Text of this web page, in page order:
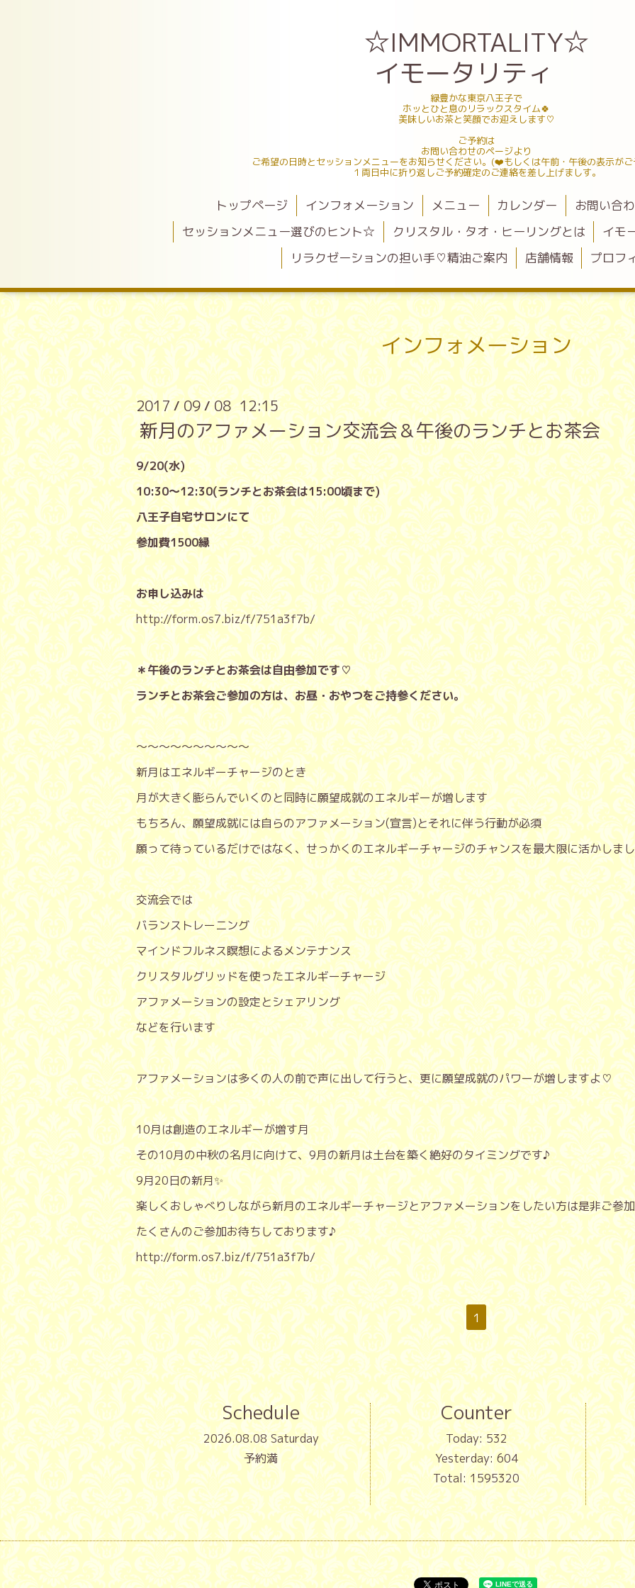
☆IMMORTALITY☆
イモータリティ
緑豊かな東京八王子で
ホッとひと息のリラックスタイム🍀
美味しいお茶と笑顔でお迎えします♡
ご予約は
お問い合わせのページより
ご希望の日時とセッションメニューをお知らせください。(❤️もしくは午前・午後の表示が
１両日中に折り返しご予約確定のご連絡を差し上げましす。
トップページ インフォメーション メニュー カレンダー
お問い合
セッションメニュー選びのヒント☆
クリスタル・タオ・ヒーリングとは
イモ
リラクゼーションの担い手♡精油ご案内
店舗情報 プロフ
インフォメーション
2017/09/08 12:15
新月のアファメーション交流会＆午後のランチとお茶会
9/20(水)
10:30〜12:30(ランチとお茶会は15:00頃まで)
八王子自宅サロンにて
参加費1500縁
お申し込みは
http://form.os7.biz/f/751a3f7b/
＊午後のランチとお茶会は自由参加です♡
ランチとお茶会ご参加の方は、お昼・おやつをご持参ください。
〜〜〜〜〜〜〜〜〜〜
新月はエネルギーチャージのとき
月が大きく膨らんでいくのと同時に願望成就のエネルギーが増します
もちろん、願望成就には自らのアファメーション(宣言)とそれに伴う行動が必須
願って待っているだけではなく、せっかくのエネルギーチャージのチャンスを最大限に活かしま
交流会では
バランストレーニング
マインドフルネス瞑想によるメンテナンス
クリスタルグリッドを使ったエネルギーチャージ
アファメーションの設定とシェアリング
などを行います
アファメーションは多くの人の前で声に出して行うと、更に願望成就のパワーが増しますよ♡
10月は創造のエネルギーが増す月
その10月の中秋の名月に向けて、9月の新月は土台を築く絶好のタイミングです♪
9月20日の新月✨
楽しくおしゃべりしながら新月のエネルギーチャージとアファメーションをしたい方は是非ご参
たくさんのご参加お待ちしております♪
http://form.os7.biz/f/751a3f7b/
1
Schedule
2026.08.08 Saturday
予約満
Counter
Today:532
Yesterday:604
Total:1595320